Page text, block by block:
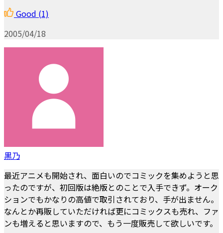
Good (1)
2005/04/18
黒乃
最近アニメも開始され、面白いのでコミックを集めようと思
ったのですが、初回版は絶版とのことで入手できず。オーク
ションでもかなりの高値で取引されており、手が出ません。
なんとか再販していただければ更にコミックスも売れ、ファ
ンも増えると思いますので、もう一度販売して欲しいです。